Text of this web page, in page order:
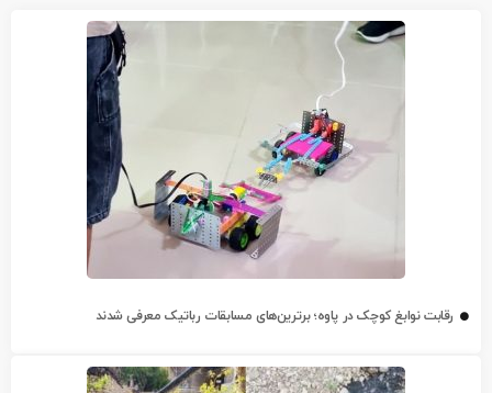
رقابت نوابغ کوچک در پاوه؛ برترین‌های مسابقات رباتیک معرفی شدند